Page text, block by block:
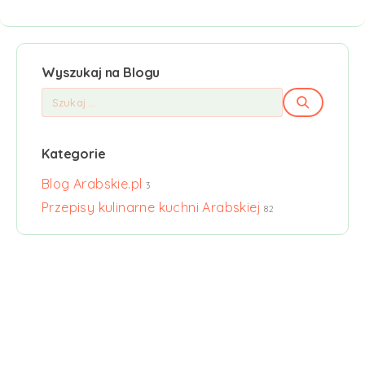
Wyszukaj na Blogu
Kategorie
Blog Arabskie.pl 3
Przepisy kulinarne kuchni Arabskiej 82